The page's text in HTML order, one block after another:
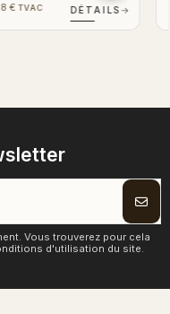
9,68 € TVAC DÉTAILS
Vous trouverez pour cela
d'utilisation du site.